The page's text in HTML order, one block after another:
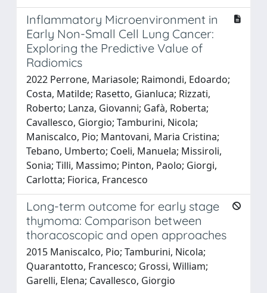
Inflammatory Microenvironment in
Early Non-Small Cell Lung Cancer:
Exploring the Predictive Value of
Radiomics
2022 Perrone, Mariasole; Raimondi, Edoardo;
Costa, Matilde; Rasetto, Gianluca; Rizzati,
Roberto; Lanza, Giovanni; Gafà, Roberta;
Cavallesco, Giorgio; Tamburini, Nicola;
Maniscalco, Pio; Mantovani, Maria Cristina;
Tebano, Umberto; Coeli, Manuela; Missiroli,
Sonia; Tilli, Massimo; Pinton, Paolo; Giorgi,
Carlotta; Fiorica, Francesco
Long-term outcome for early stage
thymoma: Comparison between
thoracoscopic and open approaches
2015 Maniscalco, Pio; Tamburini, Nicola;
Quarantotto, Francesco; Grossi, William;
Garelli, Elena; Cavallesco, Giorgio